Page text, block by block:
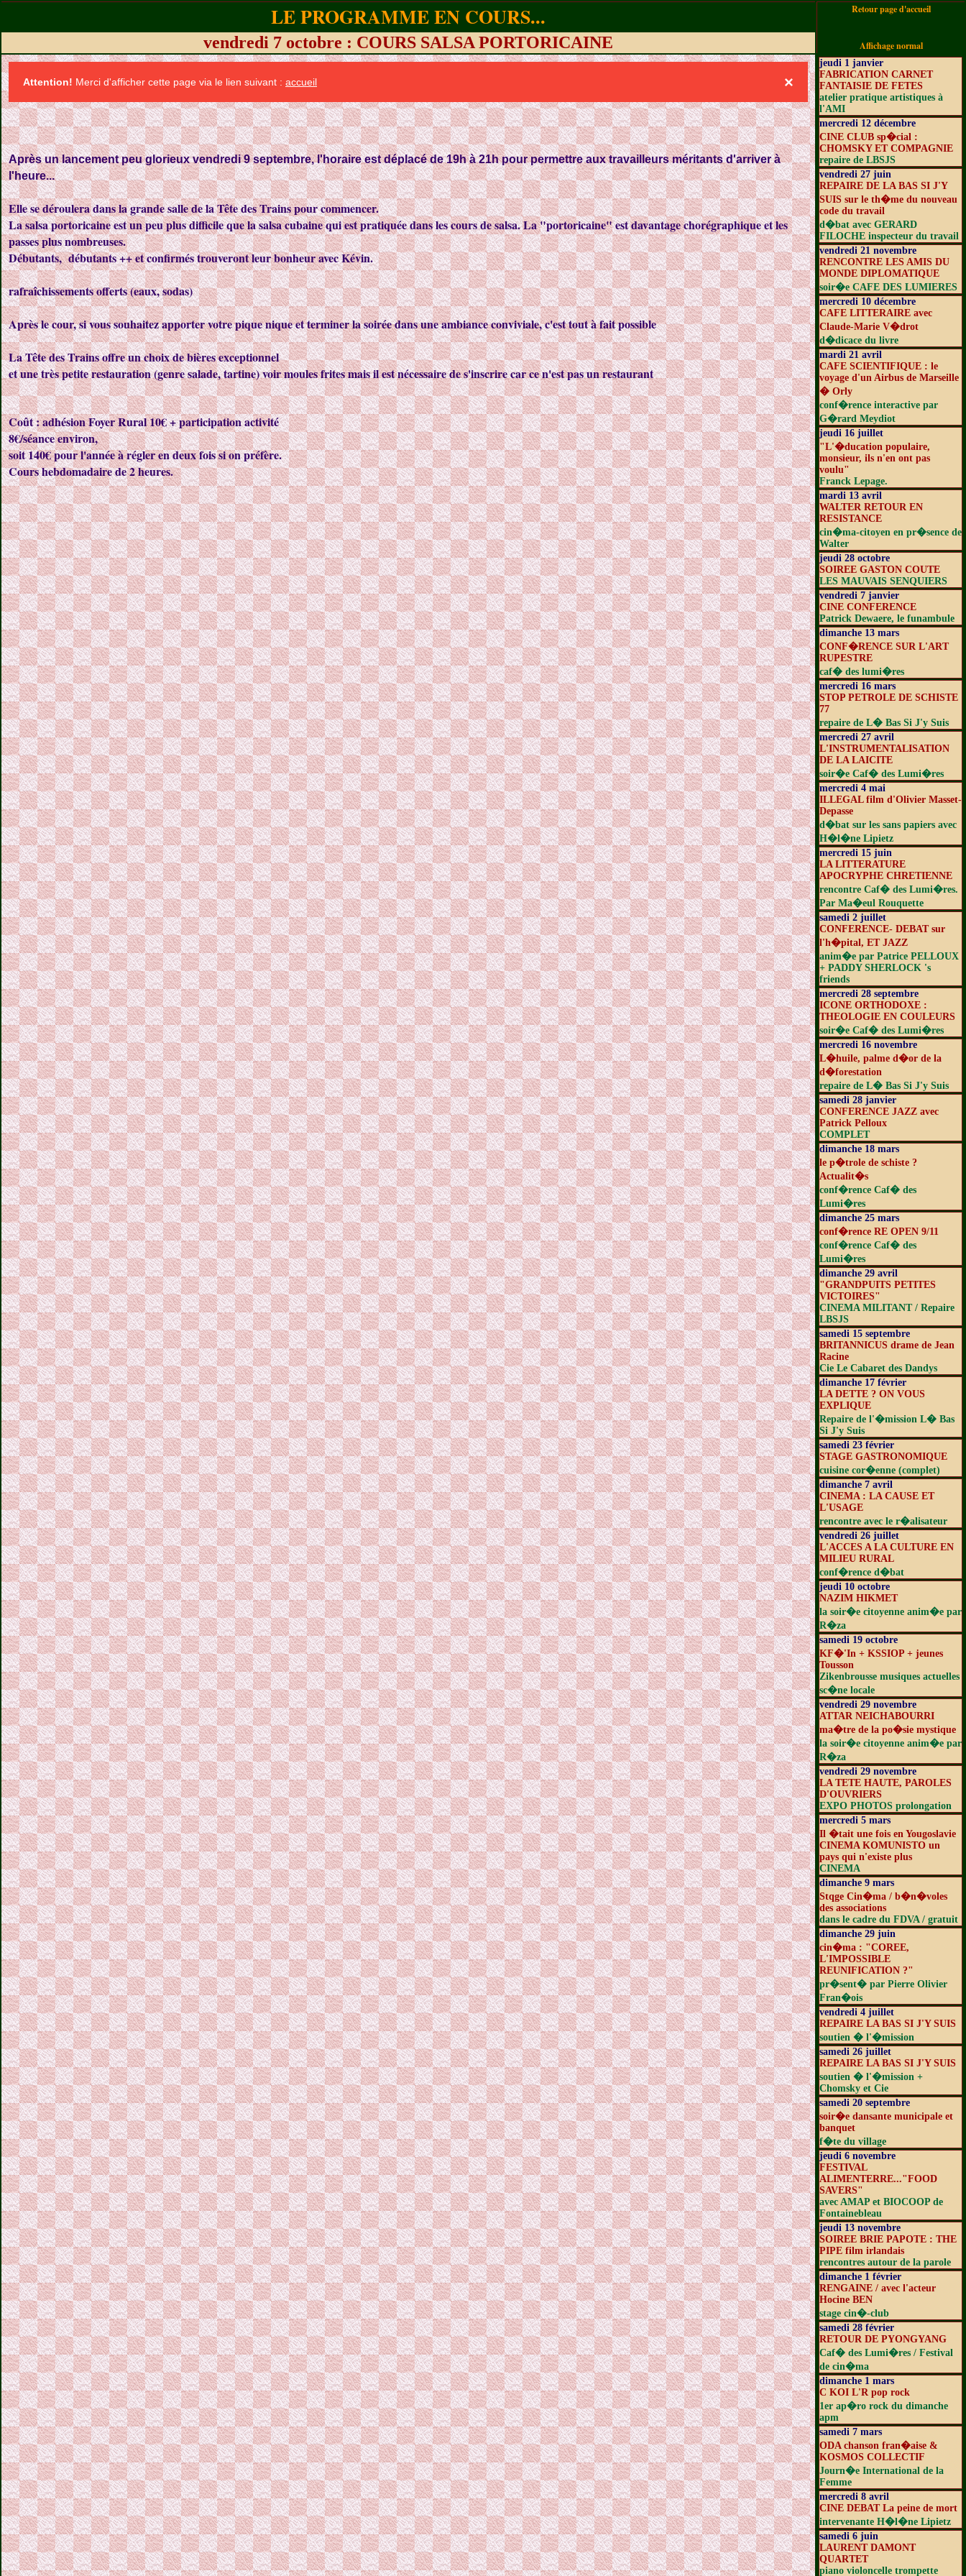
LE PROGRAMME EN COURS... Retour page d'accueil
Affichage normal
vendredi 7 octobre : COURS SALSA PORTORICAINE
×
Attention! Merci d'afficher cette page via le lien suivant : accueil
Après un lancement peu glorieux vendredi 9 septembre, l'horaire est déplacé de 19h à 21h pour permettre aux travailleurs méritants d'arriver à
l'heure...
Elle se déroulera dans la grande salle de la Tête des Trains pour commencer.
La salsa portoricaine est un peu plus difficile que la salsa cubaine qui est pratiquée dans les cours de salsa. La "portoricaine" est davantage chorégraphique et les
passes plus nombreuses.
Débutants, débutants ++ et confirmés trouveront leur bonheur avec Kévin.
rafraîchissements offerts (eaux, sodas)
Après le cour, si vous souhaitez apporter votre pique nique et terminer la soirée dans une ambiance conviviale, c'est tout à fait possible
La Tête des Trains offre un choix de bières exceptionnel
et une très petite restauration (genre salade, tartine) voir moules frites mais il est nécessaire de s'inscrire car ce n'est pas un restaurant
Coût : adhésion Foyer Rural 10€ + participation activité
8€/séance environ,
soit 140€ pour l'année à régler en deux fois si on préfère.
Cours hebdomadaire de 2 heures.
jeudi 1 janvier
FABRICATION CARNET
FANTAISIE DE FETES
atelier pratique artistiques à
l'AMI
mercredi 12 décembre
CINE CLUB sp�cial :
CHOMSKY ET COMPAGNIE
repaire de LBSJS
vendredi 27 juin
REPAIRE DE LA BAS SI J'Y
SUIS sur le th�me du nouveau
code du travail
d�bat avec GERARD
FILOCHE inspecteur du travail
vendredi 21 novembre
RENCONTRE LES AMIS DU
MONDE DIPLOMATIQUE
soir�e CAFE DES LUMIERES
mercredi 10 décembre
CAFE LITTERAIRE avec
Claude-Marie V�drot
d�dicace du livre
mardi 21 avril
CAFE SCIENTIFIQUE : le
voyage d'un Airbus de Marseille
� Orly
conf�rence interactive par
G�rard Meydiot
jeudi 16 juillet
"L'�ducation populaire,
monsieur, ils n'en ont pas
voulu"
Franck Lepage.
mardi 13 avril
WALTER RETOUR EN
RESISTANCE
cin�ma-citoyen en pr�sence de
Walter
jeudi 28 octobre
SOIREE GASTON COUTE
LES MAUVAIS SENQUIERS
vendredi 7 janvier
CINE CONFERENCE
Patrick Dewaere, le funambule
dimanche 13 mars
CONF�RENCE SUR L'ART
RUPESTRE
caf� des lumi�res
mercredi 16 mars
STOP PETROLE DE SCHISTE
77
repaire de L� Bas Si J'y Suis
mercredi 27 avril
L'INSTRUMENTALISATION
DE LA LAICITE
soir�e Caf� des Lumi�res
mercredi 4 mai
ILLEGAL film d'Olivier Masset-
Depasse
d�bat sur les sans papiers avec
H�l�ne Lipietz
mercredi 15 juin
LA LITTERATURE
APOCRYPHE CHRETIENNE
rencontre Caf� des Lumi�res.
Par Ma�eul Rouquette
samedi 2 juillet
CONFERENCE- DEBAT sur
l'h�pital, ET JAZZ
anim�e par Patrice PELLOUX
+ PADDY SHERLOCK 's
friends
mercredi 28 septembre
ICONE ORTHODOXE :
THEOLOGIE EN COULEURS
soir�e Caf� des Lumi�res
mercredi 16 novembre
L�huile, palme d�or de la
d�forestation
repaire de L� Bas Si J'y Suis
samedi 28 janvier
CONFERENCE JAZZ avec
Patrick Pelloux
COMPLET
dimanche 18 mars
le p�trole de schiste ?
Actualit�s
conf�rence Caf� des
Lumi�res
dimanche 25 mars
conf�rence RE OPEN 9/11
conf�rence Caf� des
Lumi�res
dimanche 29 avril
"GRANDPUITS PETITES
VICTOIRES"
CINEMA MILITANT / Repaire
LBSJS
samedi 15 septembre
BRITANNICUS drame de Jean
Racine
Cie Le Cabaret des Dandys
dimanche 17 février
LA DETTE ? ON VOUS
EXPLIQUE
Repaire de l'�mission L� Bas
Si J'y Suis
samedi 23 février
STAGE GASTRONOMIQUE
cuisine cor�enne (complet)
dimanche 7 avril
CINEMA : LA CAUSE ET
L'USAGE
rencontre avec le r�alisateur
vendredi 26 juillet
L'ACCES A LA CULTURE EN
MILIEU RURAL
conf�rence d�bat
jeudi 10 octobre
NAZIM HIKMET
la soir�e citoyenne anim�e par
R�za
samedi 19 octobre
KF�'In + KSSIOP + jeunes
Tousson
Zikenbrousse musiques actuelles
sc�ne locale
vendredi 29 novembre
ATTAR NEICHABOURRI
ma�tre de la po�sie mystique
la soir�e citoyenne anim�e par
R�za
vendredi 29 novembre
LA TETE HAUTE, PAROLES
D'OUVRIERS
EXPO PHOTOS prolongation
mercredi 5 mars
Il �tait une fois en Yougoslavie
CINEMA KOMUNISTO un
pays qui n'existe plus
CINEMA
dimanche 9 mars
Stqge Cin�ma / b�n�voles
des associations
dans le cadre du FDVA / gratuit
dimanche 29 juin
cin�ma : "COREE,
L'IMPOSSIBLE
REUNIFICATION ?"
pr�sent� par Pierre Olivier
Fran�ois
vendredi 4 juillet
REPAIRE LA BAS SI J'Y SUIS
soutien � l'�mission
samedi 26 juillet
REPAIRE LA BAS SI J'Y SUIS
soutien � l'�mission +
Chomsky et Cie
samedi 20 septembre
soir�e dansante municipale et
banquet
f�te du village
jeudi 6 novembre
FESTIVAL
ALIMENTERRE..."FOOD
SAVERS"
avec AMAP et BIOCOOP de
Fontainebleau
jeudi 13 novembre
SOIREE BRIE PAPOTE : THE
PIPE film irlandais
rencontres autour de la parole
dimanche 1 février
RENGAINE / avec l'acteur
Hocine BEN
stage cin�-club
samedi 28 février
RETOUR DE PYONGYANG
Caf� des Lumi�res / Festival
de cin�ma
dimanche 1 mars
C KOI L'R pop rock
1er ap�ro rock du dimanche
apm
samedi 7 mars
ODA chanson fran�aise &
KOSMOS COLLECTIF
Journ�e International de la
Femme
mercredi 8 avril
CINE DEBAT La peine de mort
intervenante H�l�ne Lipietz
samedi 6 juin
LAURENT DAMONT
QUARTET
piano violoncelle trompette